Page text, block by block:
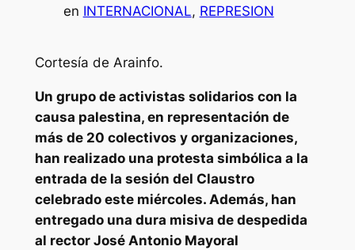
en INTERNACIONAL, REPRESION
Cortesía de Arainfo.
Un grupo de activistas solidarios con la
causa palestina, en representación de
más de 20 colectivos y organizaciones,
han realizado una protesta simbólica a la
entrada de la sesión del Claustro
celebrado este miércoles. Además, han
entregado una dura misiva de despedida
al rector José Antonio Mayoral